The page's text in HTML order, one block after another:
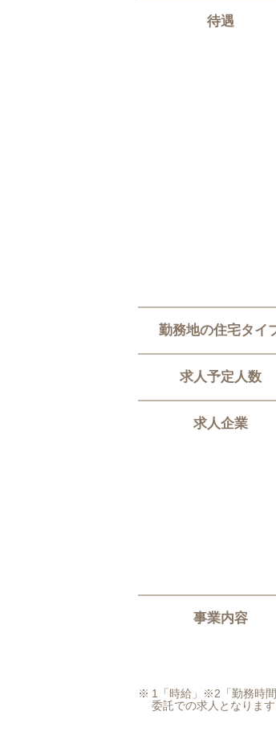
待遇
勤務地の住宅タイ
求人予定人数
求人企業
事業内容
1「時給」※2「勤務時
委託での求人となります